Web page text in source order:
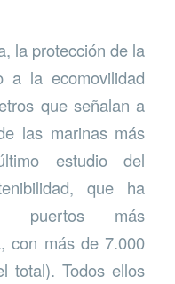
la protección de la
a la ecomovilidad
que señalan a
las marinas más
estudio del
que ha
puertos más
con más de 7.000
total). Todos ellos